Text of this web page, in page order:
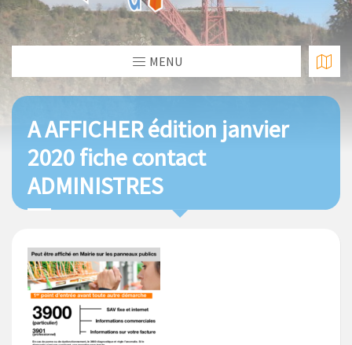
MENU
A AFFICHER édition janvier
2020 fiche contact
ADMINISTRES